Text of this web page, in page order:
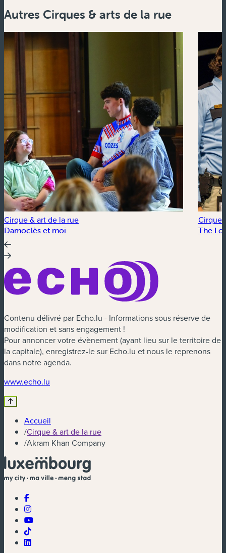
Autres Cirques & arts de la rue
Cirque & art de la rue
Damoclès et moi
Cirque
The
Contenu délivré par Echo.lu - Informations sous réserve de
modification et sans engagement !
Pour annoncer votre évènement (ayant lieu sur le territoire de
la capitale), enregistrez-le sur Echo.lu et nous le reprenons
dans notre agenda.
www.echo.lu
Accueil
/Cirque & art de la rue
/Akram Khan Company